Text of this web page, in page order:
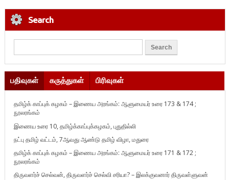
Search
பதிவுகள் கருத்துகள் பிரிவுகள்
தமிழ்க் காப்புக் கழகம் – இணைய அரங்கம்: ஆளுமையர் உரை 173 & 174 ;
நூலரங்கம்
இணைய உரை 10, தமிழ்க்காப்புக்கழகம், புதுதில்லி
நட்பு தமிழ் வட்டம், 7ஆவது ஆண்டு தமிழ் விழா, மதுரை
தமிழ்க் காப்புக் கழகம் – இணைய அரங்கம்: ஆளுமையர் உரை 171 & 172 ;
நூலரங்கம்
திருவளர்ச் செல்வன், திருவளர்ச் செல்வி சரியா? – இலக்குவனார் திருவள்ளுவன்